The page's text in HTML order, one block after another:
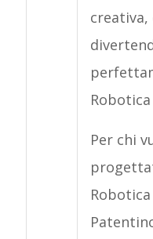
Per chi